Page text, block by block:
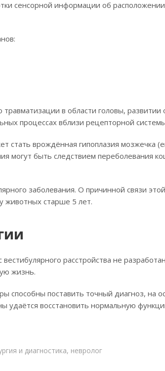
сенсорной информации об
в области головы, развитии
процессах вблизи рецепторной
врождённая гипоплазия мозжечка
могут быть следствием переболевания
заболевания. О причинной связи
животных старше 5 лет.
расстройства не
жизнь.
способны поставить точный диагноз, на
удаётся восстановить нормальную
и диагностика, невролог